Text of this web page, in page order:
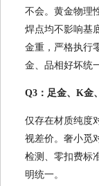
不会。黄金物理
焊点均不影响基
金重，严格执行
金、品相好坏统
Q3：足金、K金
仅存在材质纯度
视差价。奢小觅
检测、零扣费标
明统一。